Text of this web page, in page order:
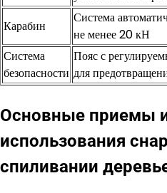
Карабин
Система
не менее 20 кН
Система
безопасности
Пояс с
для
Основные приемы
использования
спиливании